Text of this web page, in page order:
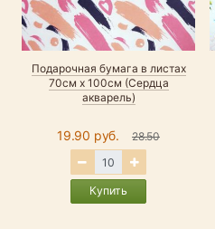
Подарочная бумага в листах
70см х 100см (Сердца
акварель)
19.90 руб. 28.50
Купить